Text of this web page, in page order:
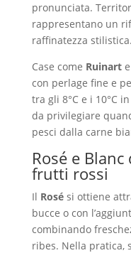
pronunciata.
rappresentano un
raffinatezza stilistica.
Case come Ruinarte
con perlage fine e
tra gli 8°C e i 10°C
da privilegiare
pesci dalla carne
Rosé e
frutti rossi
Il Rosési ottiene
bucce o con
combinando
ribes. Nella pratica,